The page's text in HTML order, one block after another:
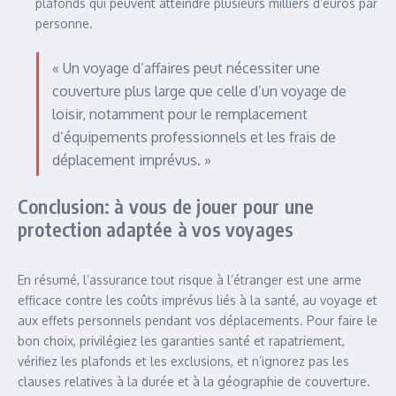
plafonds qui peuvent atteindre plusieurs milliers d’euros par
personne.
« Un voyage d’affaires peut nécessiter une
couverture plus large que celle d’un voyage de
loisir, notamment pour le remplacement
d’équipements professionnels et les frais de
déplacement imprévus. »
Conclusion: à vous de jouer pour une
protection adaptée à vos voyages
En résumé, l’assurance tout risque à l’étranger est une arme
efficace contre les coûts imprévus liés à la santé, au voyage et
aux effets personnels pendant vos déplacements. Pour faire le
bon choix, privilégiez les garanties santé et rapatriement,
vérifiez les plafonds et les exclusions, et n’ignorez pas les
clauses relatives à la durée et à la géographie de couverture.